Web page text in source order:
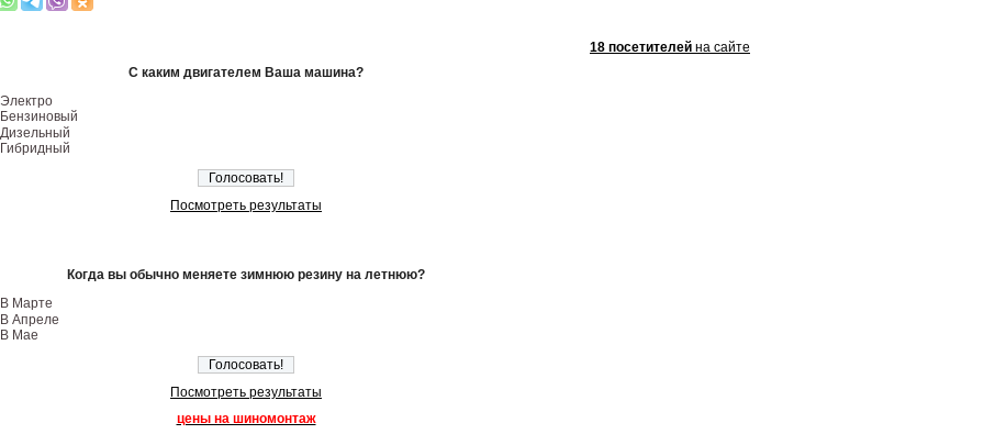
С каким двигателем Ваша машина?
Электро
Бензиновый
Дизельный
Гибридный
Посмотреть результаты
Когда вы обычно меняете зимнюю резину на летнюю?
В Марте
В Апреле
В Мае
Посмотреть результаты
цены на шиномонтаж
18 посетителей на сайте